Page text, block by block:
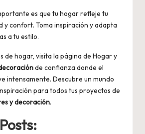
es que tu hogar refleje tu
y confort. Toma inspiración y adapta
a tu estilo.
de hogar, visita la página de Hogar y
de confianza donde el
intensamente. Descubre un mundo
para todos tus proyectos de
y decoración.